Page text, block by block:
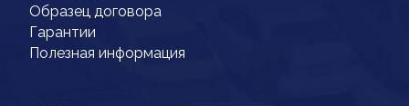
Образец договора
Гарантии
Полезная информация